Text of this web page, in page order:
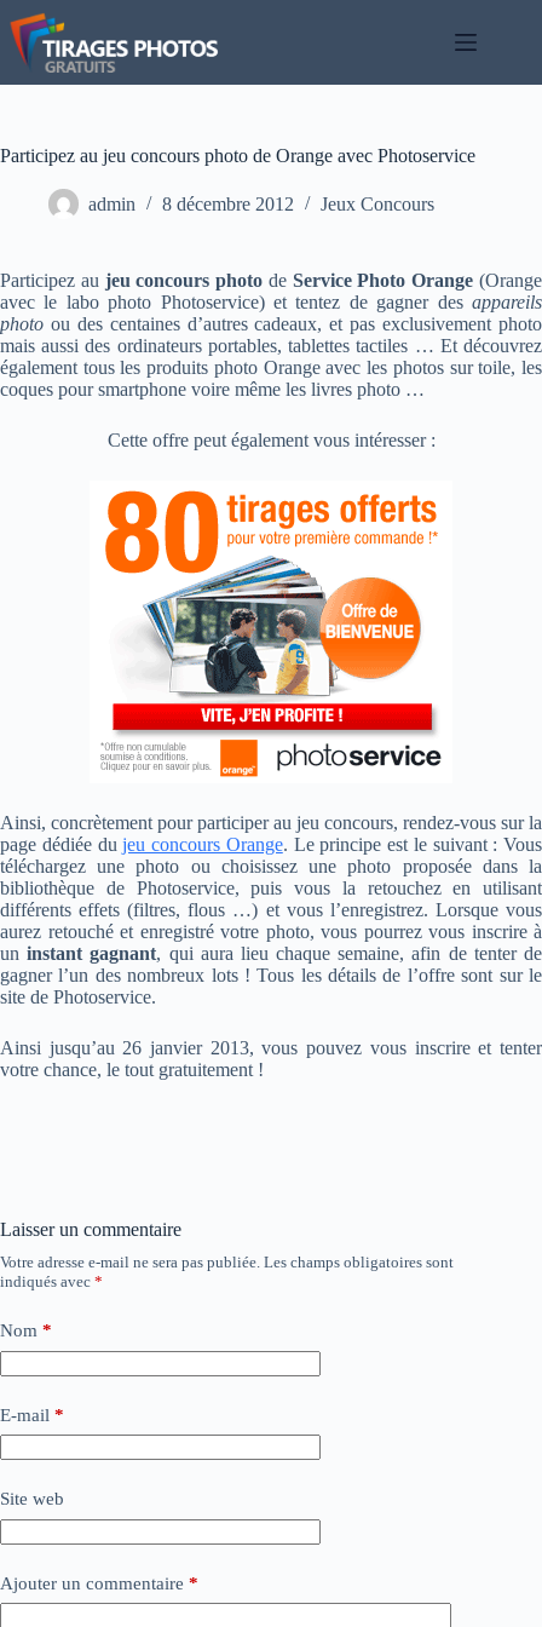
Passer
au
contenu
Participez au jeu concours photo de Orange avec Photoservice
admin 8 décembre 2012 Jeux Concours
Participez au jeu concours photo de Service Photo Orange (Orange
avec le labo photo Photoservice) et tentez de gagner desappareils
photo ou des centaines d’autres cadeaux, et pas exclusivement photo
mais aussi des ordinateurs portables, tablettes tactiles … Et découvrez
également tous les produits photo Orange avec les photos sur toile, les
coques pour smartphone voire même les livres photo …
Cette offre peut également vous intéresser :
Ainsi, concrètement pour participer au jeu concours, rendez-vous sur la
page dédiée dujeu concours Orange. Le principe est le suivant : Vous
téléchargez une photo ou choisissez une photo proposée dans la
bibliothèque de Photoservice, puis vous la retouchez en utilisant
différents effets (filtres, flous …) et vous l’enregistrez. Lorsque vous
aurez retouché et enregistré votre photo, vous pourrez vous inscrire à
uninstant gagnant, qui aura lieu chaque semaine, afin de tenter de
gagner l’un des nombreux lots ! Tous les détails de l’offre sont sur le
site de Photoservice.
Ainsi jusqu’au 26 janvier 2013, vous pouvez vous inscrire et tenter
votre chance, le tout gratuitement !
Laisser un commentaire
Votre adresse e-mail ne sera pas publiée. Les champs obligatoires sont
indiqués avec *
Nom *
E-mail *
Site web
Ajouter un commentaire *